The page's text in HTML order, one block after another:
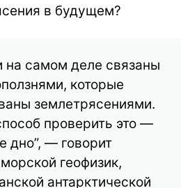
в будущем?
на самом деле связаны
которые
землетрясениями.
проверить это —
дно”, — говорит
геофизик,
антарктической